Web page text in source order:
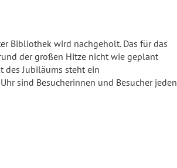
Bibliothek wird nachgeholt. Das für das
der großen Hitze nicht wie geplant
des Jubiläums steht ein
sind Besucherinnen und Besucher jeden